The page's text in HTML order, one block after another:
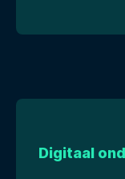
Digitaal